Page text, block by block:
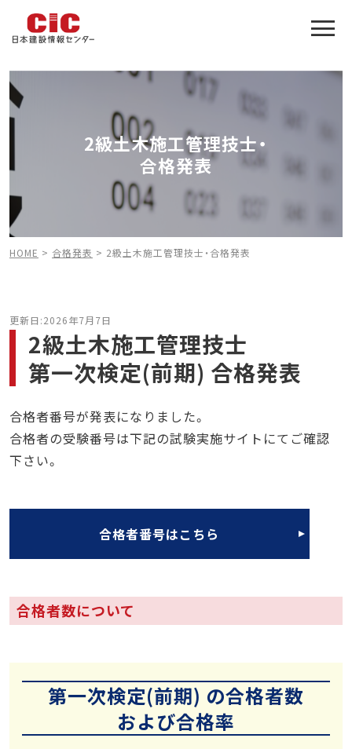
2級土木施工管理技士・
合格発表
HOME > 合格発表 > 2級土木施工管理技士・合格発表
更新日:2026年7月7日
2級土木施工管理技士
第一次検定(前期) 合格発表
合格者番号が発表になりました。
合格者の受験番号は下記の試験実施サイトにてご確認
下さい。
合格者番号はこちら
合格者数について
第一次検定(前期) の合格者数
および合格率